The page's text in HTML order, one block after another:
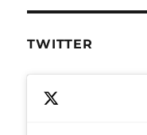
TWITTER